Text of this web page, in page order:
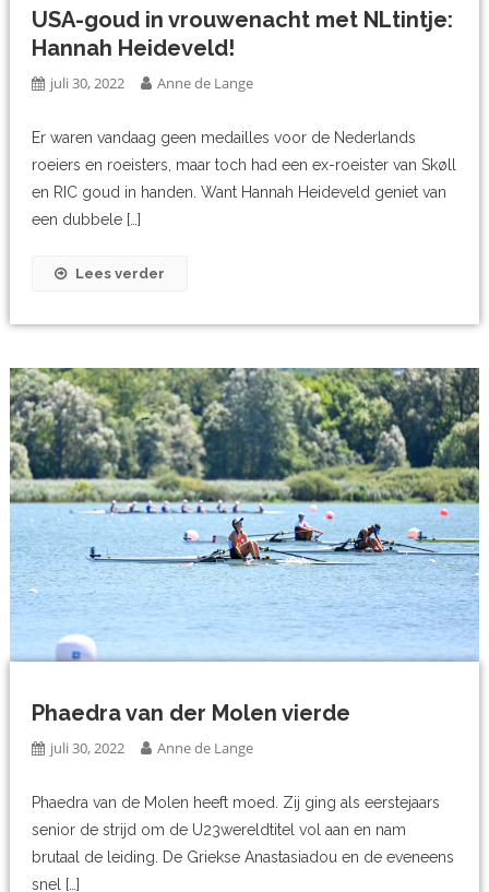
USA-goud in vrouwenacht met NLtintje:
Hannah Heideveld!
juli 30, 2022 Anne de Lange
Er waren vandaag geen medailles voor de Nederlands
roeiers en roeisters, maar toch had een ex-roeister van Skøll
en RIC goud in handen. Want Hannah Heideveld geniet van
een dubbele […]
Lees verder
Phaedra van der Molen vierde
juli 30, 2022 Anne de Lange
Phaedra van de Molen heeft moed. Zij ging als eerstejaars
senior de strijd om de U23wereldtitel vol aan en nam
brutaal de leiding. De Griekse Anastasiadou en de eveneens
snel […]